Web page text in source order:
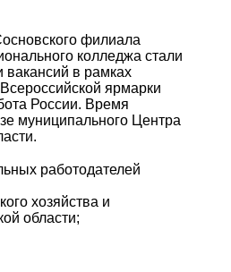
филиала
колледжа стали
вакансий в рамках
ярмарки
России. Время
муниципального Центра
работодателей
хозяйства и
области;